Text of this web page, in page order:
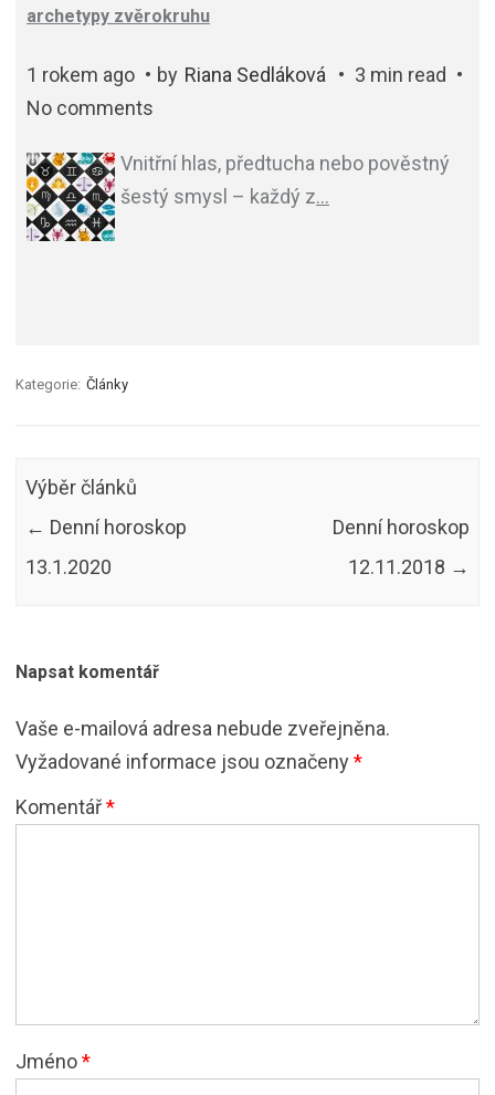
archetypy zvěrokruhu
1 rokem ago by Riana Sedláková
3 min read
No comments
Vnitřní hlas, předtucha nebo pověstný
šestý smysl – každý z…
Kategorie: Články
Výběr článků
← Denní horoskop
13.1.2020
Denní horoskop
12.11.2018 →
Napsat komentář
Vaše e-mailová adresa nebude zveřejněna.
Vyžadované informace jsou označeny*
Komentář*
Jméno*